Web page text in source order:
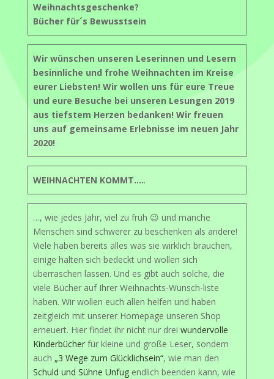
Weihnachtsgeschenke?
Bücher für´s Bewusstsein
Wir wünschen unseren Leserinnen und Lesern
besinnliche und frohe Weihnachten im Kreise
eurer Liebsten! Wir wollen uns für eure Treue
und eure Besuche bei unseren Lesungen 2019
aus tiefstem Herzen bedanken! Wir freuen
uns auf gemeinsame Erlebnisse im neuen Jahr
2020!
WEIHNACHTEN KOMMT…..
…, wie jedes Jahr, viel zu früh 😉 und manche
Menschen sind schwerer zu beschenken als andere!
Viele haben bereits alles was sie wirklich brauchen,
einige halten sich bedeckt und wollen sich
überraschen lassen. Und es gibt auch solche, die
viele Bücher auf Ihrer Weihnachts-Wunsch-liste
haben. Wir wollen euch allen helfen und haben
zeitgleich mit unserer Homepage unseren Shop
erneuert. Hier findet ihr nicht nur drei wundervolle
Kinderbücher für kleine und große Leser, sondern
auch „3 Wege zum Glücklichsein“, wie man den
Schuld und Sühne Unfug endlich beenden kann, wie